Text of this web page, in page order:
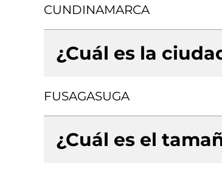
CUNDINAMARCA
¿Cuál es la
FUSAGASUGA
¿Cuál es el